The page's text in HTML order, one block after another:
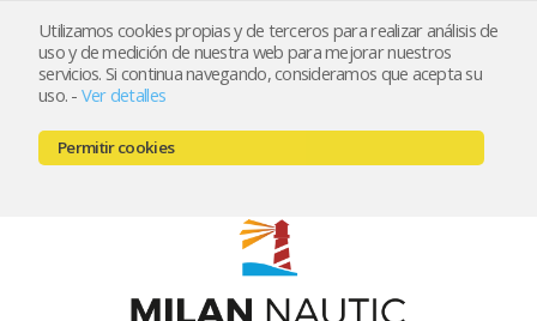
Utilizamos cookies propias y de terceros para realizar análisis de
uso y de medición de nuestra web para mejorar nuestros
servicios. Si continua navegando, consideramos que acepta su
uso. - Ver detalles
Permitir cookies
Registrarse Mi cuenta
666521122 // 654999333